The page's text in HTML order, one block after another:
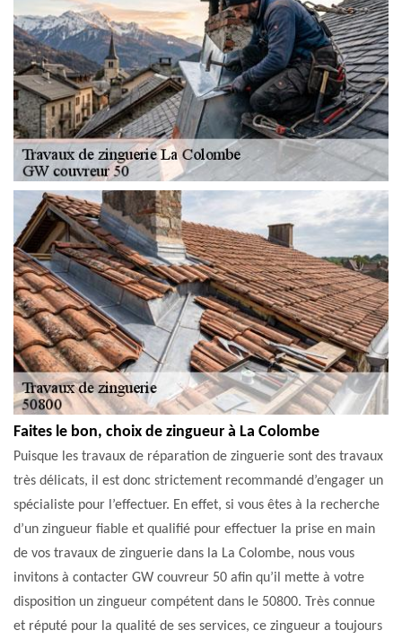
Faites le bon, choix de zingueur à La Colombe
Puisque les travaux de réparation de zinguerie sont des travaux
très délicats, il est donc strictement recommandé d’engager un
spécialiste pour l’effectuer. En effet, si vous êtes à la recherche
d’un zingueur fiable et qualifié pour effectuer la prise en main
de vos travaux de zinguerie dans la La Colombe, nous vous
invitons à contacter GW couvreur 50 afin qu’il mette à votre
disposition un zingueur compétent dans le 50800. Très connue
et réputé pour la qualité de ses services, ce zingueur a toujours